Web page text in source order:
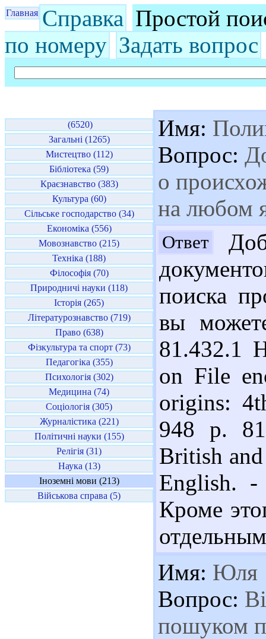
Главная Справка Простой
по номеру Задать вопрос
(6520)
Загальні (1265)
Мистецтво (112)
Бібліотека (59)
Краєзнавство (383)
Культура (60)
Сільське господарство (34)
Економіка (556)
Мовознавство (215)
Техніка (188)
Філософія (70)
Природничі науки (118)
Історія (265)
Літературознавство (719)
Право (638)
Фізкультура та спорт (73)
Педагогіка (355)
Психологія (302)
Медицина (74)
Соціологія (305)
Журналістика (221)
Політичні науки (155)
Релігія (31)
Наука (13)
Іноземні мови (213)
Військова справа (5)
Имя:
Вопрос:
о
на любом
Ответ
поиска
вы
81.432.1
on File
origins:
948 p.
British
English.
Кроме
Имя: Юля
Вопрос:
пошуком